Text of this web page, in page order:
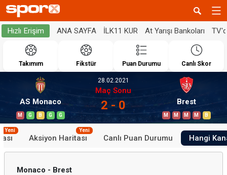
Hızlı Erişim ANA SAYFA İLK11 KUR At Yarışı Bankoları
Takımım Fikstür Puan Durumu Canlı Skor
AS Monaco
M G B G G
28.02.2021
Maç Sonu
2 - 0 Brest
M M M M B
Yeni
Aksiyon Haritası
Yeni
Canlı Puan Durumu Hangi
Monaco - Brest